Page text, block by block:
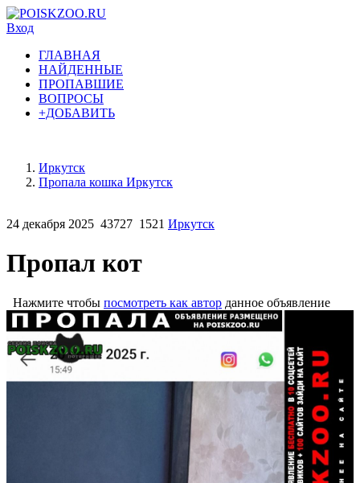
Вход
ГЛАВНАЯ
НАЙДЕННЫЕ
ПРОПАВШИЕ
ВОПРОСЫ
+ДОБАВИТЬ
Иркутск
Пропала кошка Иркутск
24 декабря 2025 43727 1521 Иркутск
Пропал кот
Нажмите чтобы посмотреть как автор данное объявление